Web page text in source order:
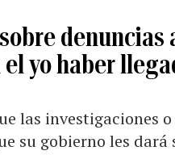
yo haber
las investigaciones
su gobierno les dará